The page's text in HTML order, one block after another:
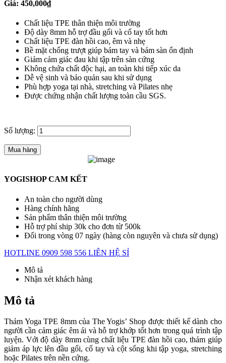
Giá: 450,000₫
Chất liệu TPE thân thiện môi trường
Độ dày 8mm hỗ trợ đầu gối và cổ tay tốt hơn
Chất liệu TPE đàn hồi cao, êm và nhẹ
Bề mặt chống trượt giúp bám tay và bám sàn ổn định
Giảm cảm giác đau khi tập trên sàn cứng
Không chứa chất độc hại, an toàn khi tiếp xúc da
Dễ vệ sinh và bảo quản sau khi sử dụng
Phù hợp yoga tại nhà, stretching và Pilates nhẹ
Được chứng nhận chất lượng toàn cầu SGS.
Số lượng:
Mua hàng
YOGISHOP CAM KẾT
An toàn cho người dùng
Hàng chính hãng
Sản phẩm thân thiện môi trường
Hỗ trợ phí ship 30k cho đơn từ 500k
Đổi trong vòng 07 ngày (hàng còn nguyên và chưa sử dụng)
HOTLINE 0909 598 556 LIÊN HỆ SỈ
Mô tả
Nhận xét khách hàng
Mô tả
Thảm Yoga TPE 8mm của The Yogis’ Shop được thiết kế dành cho
người cần cảm giác êm ái và hỗ trợ khớp tốt hơn trong quá trình tập
luyện. Với độ dày 8mm cùng chất liệu TPE đàn hồi cao, thảm giúp
giảm áp lực lên đầu gối, cổ tay và cột sống khi tập yoga, stretching
hoặc Pilates trên nền cứng.